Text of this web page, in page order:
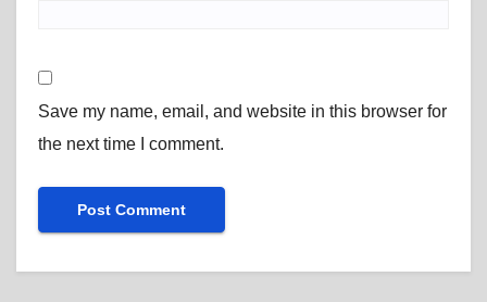
Save my name, email, and website in this browser for
the next time I comment.